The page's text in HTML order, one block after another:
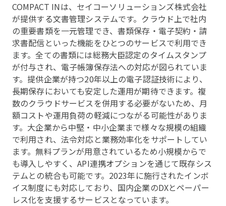
COMPACT INは、セイコーソリューションズ株式会社
が提供する文書管理システムです。クラウド上で社内
の重要書類を一元管理でき、書類保存・電子契約・請
求書配信といった機能をひとつのサービスで利用でき
ます。全ての書類には総務大臣認定のタイムスタンプ
が付与され、電子帳簿保存法への対応が図られていま
す。提供企業が持つ20年以上の電子認証技術により、
長期保存においても安定した運用が期待できます。複
数のクラウドサービスを併用する必要がないため、月
額コストや運用負荷の軽減につながる可能性がありま
す。大企業から中堅・中小企業まで様々な規模の組織
で利用され、法令対応と業務効率化をサポートしてい
ます。無料プランが用意されているため小規模からで
も導入しやすく、API連携オプションを通じて既存シス
テムとの統合も可能です。2023年に施行されたインボ
イス制度にも対応しており、国内企業のDXとペーパー
レス化を支援するサービスとなっています。